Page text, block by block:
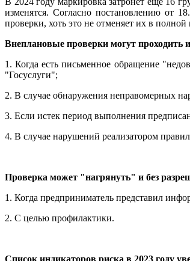
изменятся. Согласно постановлению от
проверки, хоть это не отменяет их в
Внеплановые проверки могут проходить
1. Когда есть письменное обращение
"Госуслуги";
2. В случае обнаружения неправомерных
3. Если истек период выполнения
4. В случае нарушений реализатором
Проверка может "нагрянуть" и без
1. Когда предприниматель представил
2. С целью профилактики.
Список индикаторов риска в 2023 году